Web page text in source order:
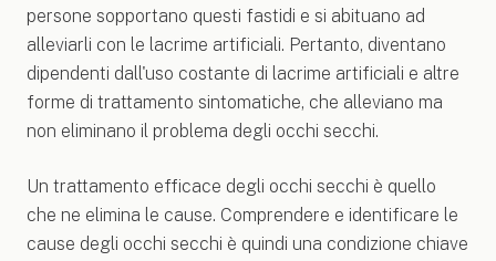
persone sopportano questi fastidi e si abituano ad
alleviarli con le lacrime artificiali. Pertanto, diventano
dipendenti dall'uso costante di lacrime artificiali e altre
forme di trattamento sintomatiche, che alleviano ma
non eliminano il problema degli occhi secchi.
Un trattamento efficace degli occhi secchi è quello
che ne elimina le cause. Comprendere e identificare le
cause degli occhi secchi è quindi una condizione chiave